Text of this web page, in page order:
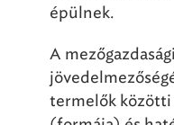
épülnek.
A
termelők